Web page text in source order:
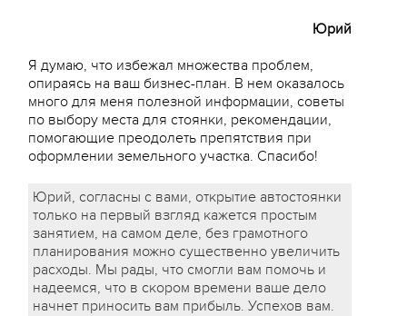
Юрий
Я думаю, что избежал множества проблем,
опираясь на ваш бизнес-план. В нем оказалось
много для меня полезной информации, советы
по выбору места для стоянки, рекомендации,
помогающие преодолеть препятствия при
оформлении земельного участка. Спасибо!
Юрий, согласны с вами, открытие автостоянки
только на первый взгляд кажется простым
занятием, на самом деле, без грамотного
планирования можно существенно увеличить
расходы. Мы рады, что смогли вам помочь и
надеемся, что в скором времени ваше дело
начнет приносить вам прибыль. Успехов вам.